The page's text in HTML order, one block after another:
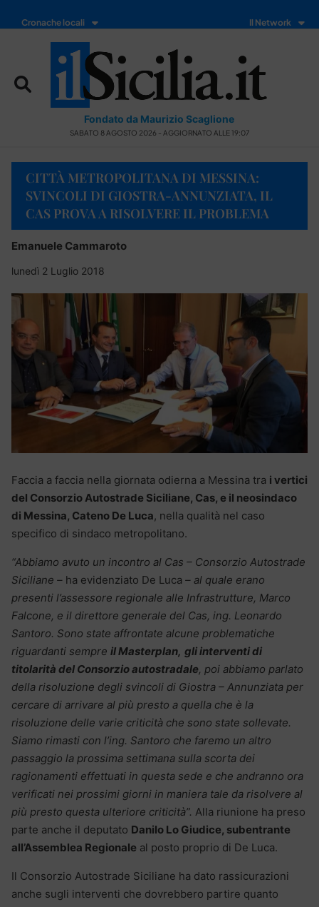
Cronache locali Il Network
Fondato da Maurizio Scaglione
SABATO 8 AGOSTO 2026 - AGGIORNATO ALLE 19:07
CITTÀ METROPOLITANA DI MESSINA:
SVINCOLI DI GIOSTRA-ANNUNZIATA, IL
CAS PROVA A RISOLVERE IL PROBLEMA
Emanuele Cammaroto
lunedì 2 Luglio 2018
Faccia a faccia nella giornata odierna a Messina tra i vertici
del Consorzio Autostrade Siciliane, Cas, e il neosindaco
di Messina, Cateno De Luca, nella qualità nel caso
specifico di sindaco metropolitano.
“Abbiamo avuto un incontro al Cas – Consorzio Autostrade
Siciliane – ha evidenziato De Luca – al quale erano
presenti l’assessore regionale alle Infrastrutture, Marco
Falcone, e il direttore generale del Cas, ing. Leonardo
Santoro. Sono state affrontate alcune problematiche
riguardanti sempre il Masterplan, gli interventi di
titolarità del Consorzio autostradale, poi abbiamo parlato
della risoluzione degli svincoli di Giostra – Annunziata per
cercare di arrivare al più presto a quella che è la
risoluzione delle varie criticità che sono state sollevate.
Siamo rimasti con l’ing. Santoro che faremo un altro
passaggio la prossima settimana sulla scorta dei
ragionamenti effettuati in questa sede e che andranno ora
verificati nei prossimi giorni in maniera tale da risolvere al
più presto questa ulteriore criticità”. Alla riunione ha preso
parte anche il deputato Danilo Lo Giudice, subentrante
all’Assemblea Regionale al posto proprio di De Luca.
Il Consorzio Autostrade Siciliane ha dato rassicurazioni
anche sugli interventi che dovrebbero partire quanto